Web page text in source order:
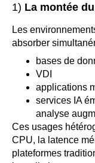
1) La montée
Les
absorber
bases de
VDI
applications
services IA
analyse
Ces usages
CPU, la latence
plateformes